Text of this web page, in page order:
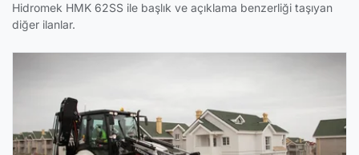
Hidromek HMK 62SS ile başlık ve açıklama benzerliği taşıyan
diğer ilanlar.